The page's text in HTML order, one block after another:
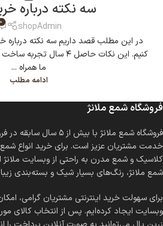
سه نکته درباره
shopAdmin
0
در این مطلب قصد داریم سه نکته درباره
کنیم. این نکات حاصل ۴
ما همراه ...
ادامه مطلب
فروشگاه شمع ملانژ
فروشگاه شمع ملانژ با بیش
خدمت مشتریان عزیز است. برای خرید انواع
کلاسیک و شمع مدرن به راحتی از وبسایت ملانژ
شمع ملانژ، رنگ‌های بسیار شیک و بسته‌بندی
برای سهولت خرید اینترنتی مشتریان گرامی،
وبسایت ایجاد کرده‌ایم. پس از انتخاب کالای